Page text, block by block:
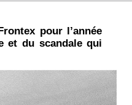
pour l’année
et du scandale qui